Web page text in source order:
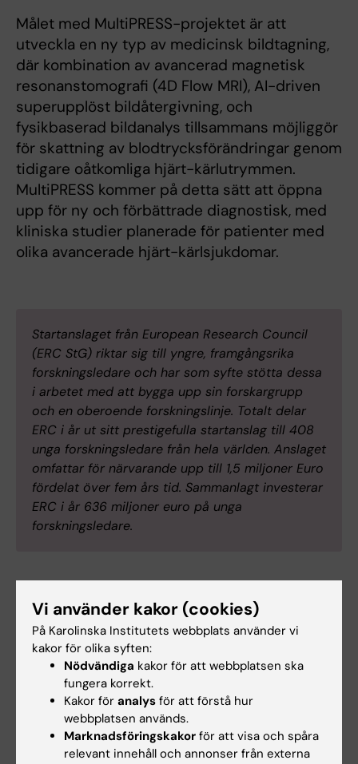
Målet med MultiPRESS-projektet är att
utveckla en ny typ av medicinsk bildtagning,
där kombination av avancerad magnetisk
resonanstomografi (4D Flow MRI), AI-driven
superupplöst bildåtergivning, och
fysikbaserad bildanalys tillsammans möjliggör
för skattning av blodtrycksförändringar genom
tidigare oåtkomliga hjärt-kärlutrymmen.
MultiPRESS kommer på detta sätt att öppna
upp för ny och förbättrade diagnostisk, med
kliniska studier planerade för patienter med
olika avancerade hjärt-kärlsjukdomar.
Startanslaget från European Research Council
(ERC StG) riktar sig till yngre, framgångsrika
forskningsledare och har som syfte stötta dessa
i arbetet med att bygga upp sin forskargrupp
och en oberoende forskningslinje. Totalt delar
ERC i år ut sitt prestigefulla startanslag till 408
unga forskningsledare från hela världen. Anslaget
omfattar för närvarande upp till 1,5 miljoner Euro
fördelat över fem års tid. Sammanlagt investerar
ERC i år 636 miljoner euro på unga
forskningsledare.
Tags
Anslag Fysiologi Hjärt-kärlsjukdomar
Uppdaterad av:
Lilian Pagrot
2022-11-23
Vi använder kakor (cookies)
På Karolinska Institutets webbplats använder vi
kakor för olika syften:
Nödvändiga kakor för att webbplatsen ska
fungera korrekt.
Kakor för analys för att förstå hur
webbplatsen används.
Marknadsföringskakor för att visa och spåra
relevant innehåll och annonser från externa